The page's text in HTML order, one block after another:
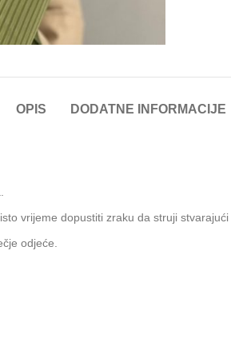
OPIS DODATNE INFORMACIJE
vrijeme dopustiti zraku da struji stvarajući
odjeće.